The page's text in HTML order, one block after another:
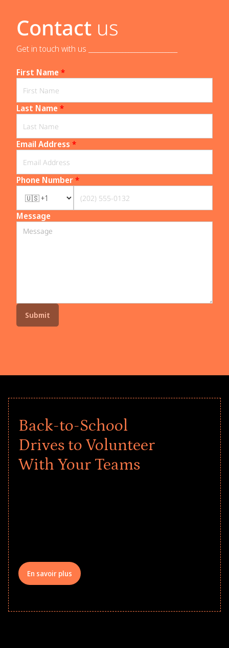
Contact us
Get in touch with us _____________________________
First Name*
Last Name*
Email Address *
Phone Number*
Message
Back-to-School
Drives to Volunteer
With Your Teams
En savoir plus